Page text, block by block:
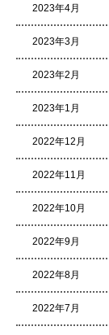
2023年4月
2023年3月
2023年2月
2023年1月
2022年12月
2022年11月
2022年10月
2022年9月
2022年8月
2022年7月